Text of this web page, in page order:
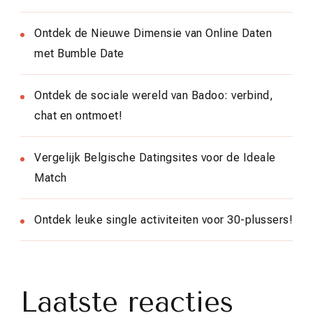
Ontdek de Nieuwe Dimensie van Online Daten
met Bumble Date
Ontdek de sociale wereld van Badoo: verbind,
chat en ontmoet!
Vergelijk Belgische Datingsites voor de Ideale
Match
Ontdek leuke single activiteiten voor 30-plussers!
Laatste reacties